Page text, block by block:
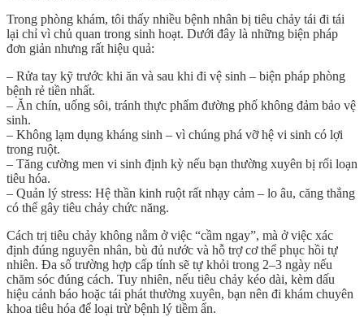
Trong phòng khám, tôi thấy nhiều bệnh nhân bị tiêu chảy tái đi tái
lại chỉ vì chủ quan trong sinh hoạt. Dưới đây là những biện pháp
đơn giản nhưng rất hiệu quả:
– Rửa tay kỹ trước khi ăn và sau khi đi vệ sinh – biện pháp phòng
bệnh rẻ tiền nhất.
– Ăn chín, uống sôi, tránh thực phẩm đường phố không đảm bảo vệ
sinh.
– Không lạm dụng kháng sinh – vì chúng phá vỡ hệ vi sinh có lợi
trong ruột.
– Tăng cường men vi sinh định kỳ nếu bạn thường xuyên bị rối loạn
tiêu hóa.
– Quản lý stress: Hệ thần kinh ruột rất nhạy cảm – lo âu, căng thẳng
có thể gây tiêu chảy chức năng.
Cách trị tiêu chảy không nằm ở việc “cầm ngay”, mà ở việc xác
định đúng nguyên nhân, bù đủ nước và hỗ trợ cơ thể phục hồi tự
nhiên. Đa số trường hợp cấp tính sẽ tự khỏi trong 2–3 ngày nếu
chăm sóc đúng cách. Tuy nhiên, nếu tiêu chảy kéo dài, kèm dấu
hiệu cảnh báo hoặc tái phát thường xuyên, bạn nên đi khám chuyên
khoa tiêu hóa để loại trừ bệnh lý tiềm ẩn.